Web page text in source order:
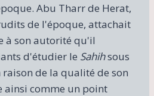
Abu Tharr de Herat,
de l'époque, attachait
à son autorité qu'il
d'étudier le Sahihsous
de la qualité de son
ainsi comme un point